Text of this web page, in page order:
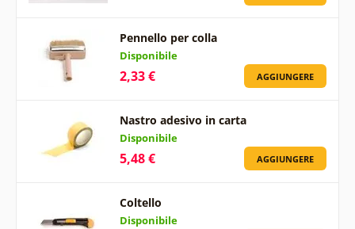
Pennello per colla
Disponibile
2,33 € AGGIUNGERE
Nastro adesivo in carta
Disponibile
5,48 € AGGIUNGERE
Coltello
Disponibile